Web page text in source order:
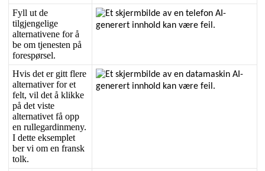
Fyll ut de
tilgjengelige
alternativene for å
be om tjenesten på
forespørsel.
Hvis det er gitt flere
alternativer for et
felt, vil det å klikke
på det viste
alternativet få opp
en rullegardinmeny.
I dette eksemplet
ber vi om en fransk
tolk.